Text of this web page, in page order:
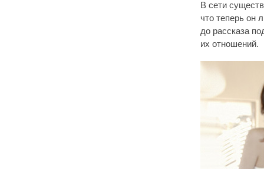
В сети
что теперь он
до рассказа
их отношений.